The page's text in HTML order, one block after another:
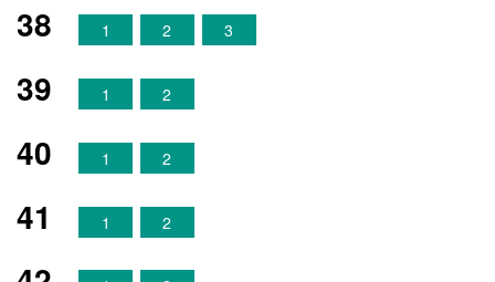
38 1 2 3
39 1 2
40 1 2
41 1 2